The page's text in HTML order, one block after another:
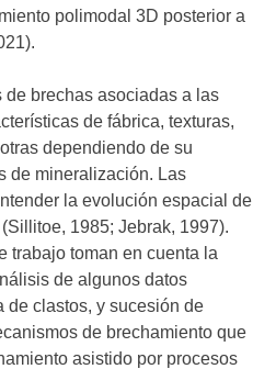
polimodal 3D posterior a
de brechas asociadas a las
de fábrica, texturas,
dependiendo de su
de mineralización. Las
la evolución espacial de
1985; Jebrak, 1997).
trabajo toman en cuenta la
de algunos datos
de clastos, y sucesión de
de brechamiento que
asistido por procesos